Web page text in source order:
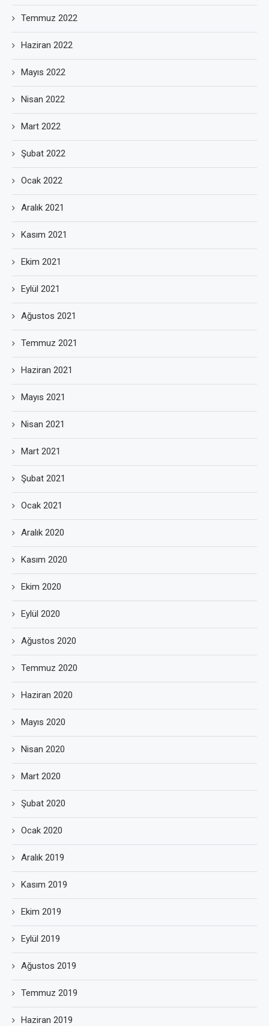
Temmuz 2022
Haziran 2022
Mayıs 2022
Nisan 2022
Mart 2022
Şubat 2022
Ocak 2022
Aralık 2021
Kasım 2021
Ekim 2021
Eylül 2021
Ağustos 2021
Temmuz 2021
Haziran 2021
Mayıs 2021
Nisan 2021
Mart 2021
Şubat 2021
Ocak 2021
Aralık 2020
Kasım 2020
Ekim 2020
Eylül 2020
Ağustos 2020
Temmuz 2020
Haziran 2020
Mayıs 2020
Nisan 2020
Mart 2020
Şubat 2020
Ocak 2020
Aralık 2019
Kasım 2019
Ekim 2019
Eylül 2019
Ağustos 2019
Temmuz 2019
Haziran 2019